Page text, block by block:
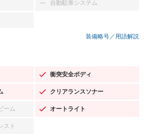
自動駐車システム
：装備なし
装備略号／用語解説
衝突安全ボディ
：装備あり
クリアランスソナー
：装備あり
ーム オートライト
：装備あり
スト